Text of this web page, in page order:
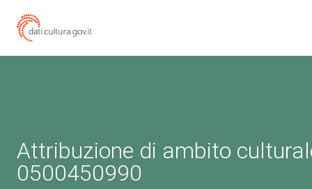
Attribuzione di ambito
0500450990